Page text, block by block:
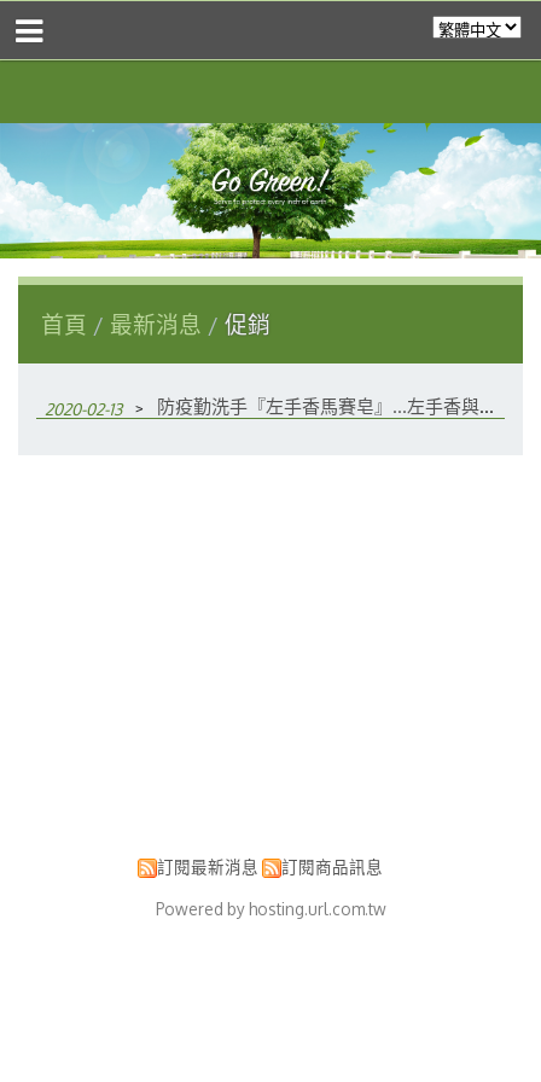
首頁 最新消息 促銷
2020-02-13 ﹥ 防疫勤洗手『左手香馬賽皂』…左手香與魚腥草+茶樹精油有效清潔滋潤肌膚
訂閱最新消息 訂閱商品訊息
Powered by hosting.url.com.tw